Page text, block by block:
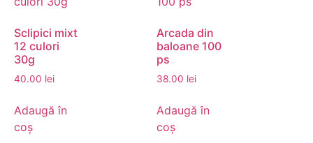
Sclipici mixt
12 culori
30g
40.00 lei
Adaugă în
coș
Arcada din
baloane 100
ps
38.00 lei
Adaugă în
coș